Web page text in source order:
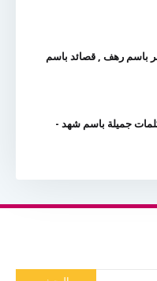
باسم رهف , قصائد باسم
جميلة باسم شهد -